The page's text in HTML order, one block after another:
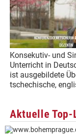
Konsekutiv- und
Unterricht in
ist ausgebildete
tschechische,
Aktuelle Top-